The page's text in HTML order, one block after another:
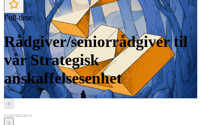
Full-time
Rådgiver/seniorrådgiver til
vår Strategisk
anskaffelsesenhet
‹
›